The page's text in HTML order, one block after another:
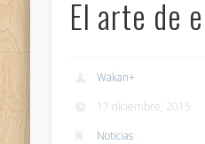
El arte de
Wakan+
17 diciembre, 2015
Noticias